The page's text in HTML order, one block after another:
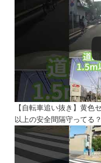
【自転車追い抜き】黄色
以上の安全間隔守ってる